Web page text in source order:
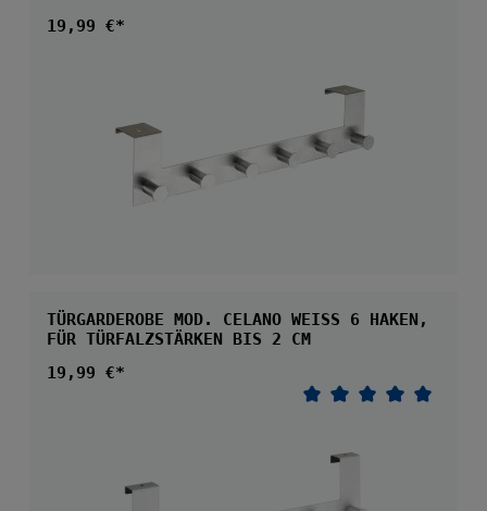
Regulärer Preis:
19,99 €*
TÜRGARDEROBE MOD. CELANO WEISS 6 HAKEN, F
ÜR TÜRFALZSTÄRKEN BIS 2 CM
Regulärer Preis:
19,99 €*